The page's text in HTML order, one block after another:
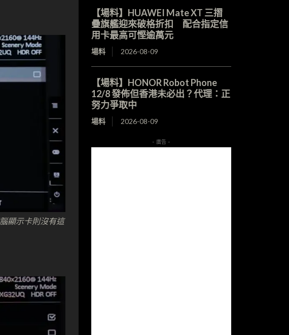
顯示卡則沒有這
【場料】HUAWEI Mate XT 三摺
疊旗艦迎來破格折扣 配合指定信
用卡最高可慳逾萬元
場料 2026-08-09
【場料】HONOR Robot Phone
12/8 發佈但香港未必出？代理：正
努力爭取中
場料 2026-08-09
- 廣告 -